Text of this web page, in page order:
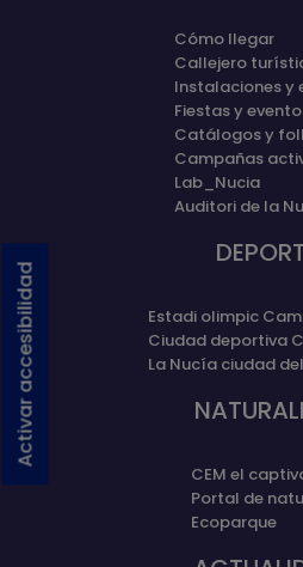
Activar accesibilidad
Cómo llegar
Callejero
Instalaciones y
Fiestas y
Catálogos y
Campañas
Lab_Nucia
Auditori de la
Estadi olimpic
Ciudad deportiva
La Nucía ciudad
CEM el
Portal de
Ecoparque